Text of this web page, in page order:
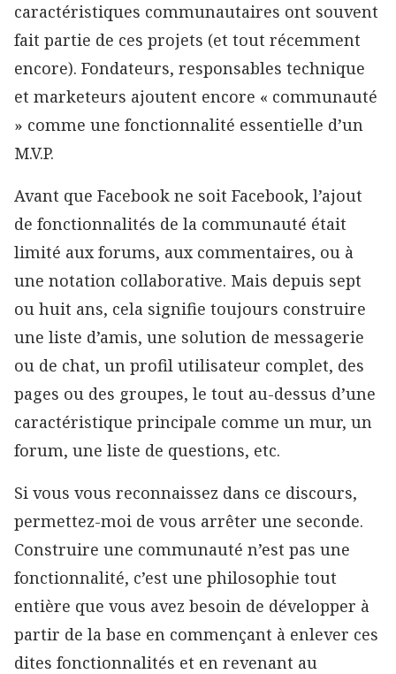
caractéristiques communautaires ont souvent
fait partie de ces projets (et tout récemment
encore). Fondateurs, responsables technique
et marketeurs ajoutent encore « communauté
» comme une fonctionnalité essentielle d’un
M.V.P.
Avant que Facebook ne soit Facebook, l’ajout
de fonctionnalités de la communauté était
limité aux forums, aux commentaires, ou à
une notation collaborative. Mais depuis sept
ou huit ans, cela signifie toujours construire
une liste d’amis, une solution de messagerie
ou de chat, un profil utilisateur complet, des
pages ou des groupes, le tout au-dessus d’une
caractéristique principale comme un mur, un
forum, une liste de questions, etc.
Si vous vous reconnaissez dans ce discours,
permettez-moi de vous arrêter une seconde.
Construire une communauté n’est pas une
fonctionnalité, c’est une philosophie tout
entière que vous avez besoin de développer à
partir de la base en commençant à enlever ces
dites fonctionnalités et en revenant au